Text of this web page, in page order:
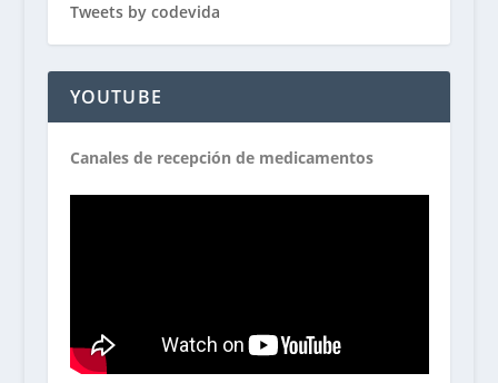
GUAYANA POR BROTE DE PALUDISMO
Tweets by codevida
YOUTUBE
Canales de recepción de medicamentos